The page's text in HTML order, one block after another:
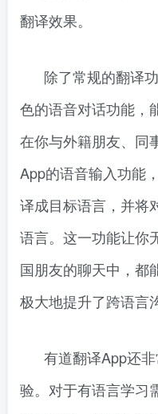
翻译效果。
除了常规的翻译
色的语音对话功能，
在你与外籍朋友、同
App的语音输入功能
译成目标语言，并将
语言。这一功能让你
国朋友的聊天中，都
极大地提升了跨语言
有道翻译App还
验。对于有语言学习